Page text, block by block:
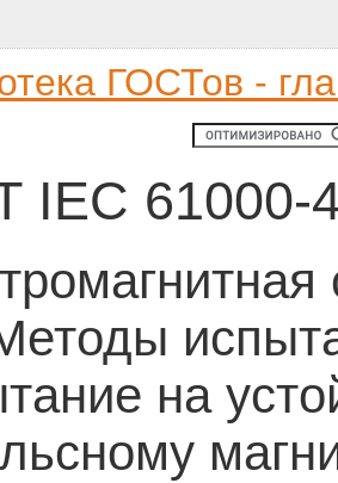
ГОСТов -
IEC 61000-
на